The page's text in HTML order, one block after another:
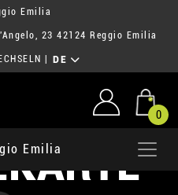
Emilia
23 42124 Reggio Emilia
DE
0
Emilia